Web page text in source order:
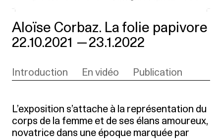
Aloïse Corbaz. La folie papivore
22.10.2021 —23.1.2022
Introduction En vidéo Publication
L’exposition s’attache à la représentation du
corps de la femme et de ses élans amoureux,
novatrice dans une époque marquée par